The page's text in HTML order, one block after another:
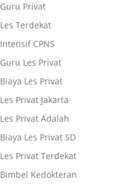
Guru Privat
Les Terdekat
Intensif CPNS
Guru Les Privat
Biaya Les Privat
Les Privat Jakarta
Les Privat Adalah
Biaya Les Privat SD
Les Privat Terdekat
Bimbel Kedokteran